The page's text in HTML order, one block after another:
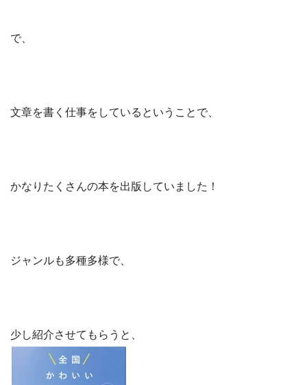
で、
文章を書く仕事をしているということで、
かなりたくさんの本を出版していました！
ジャンルも多種多様で、
少し紹介させてもらうと、